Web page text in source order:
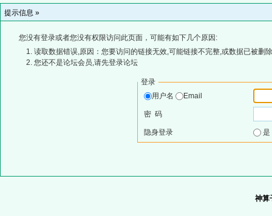
提示信息 »
您没有登录或者您没有权限访问此页面，可能有如下几个原因:
读取数据错误,原因：您要访问的链接无效,可能链接不完整,或数据已被删
您还不是论坛会员,请先登录论坛
登录
用户名
Email
密 码
隐身登录
神算